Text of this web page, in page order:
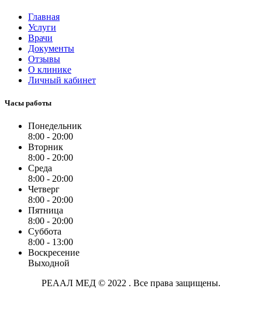
Главная
Услуги
Врачи
Документы
Отзывы
О клинике
Личный кабинет
Часы работы
Понедельник
8:00 - 20:00
Вторник
8:00 - 20:00
Среда
8:00 - 20:00
Четверг
8:00 - 20:00
Пятница
8:00 - 20:00
Суббота
8:00 - 13:00
Воскресение
Выходной
РЕААЛ МЕД © 2022 . Все права защищены.